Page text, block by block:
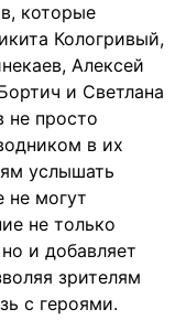
которые
Кологривый,
Алексей
и Светлана
не просто
в их
услышать
не могут
не только
и добавляет
зрителям
с героями.